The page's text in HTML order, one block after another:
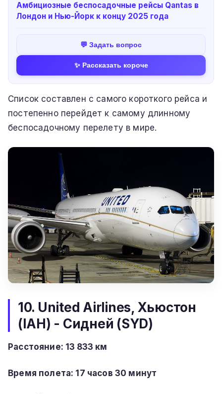
Амбициозные беспосадочные рейсы Qantas в
Лондон и Нью-Йорк к концу 2025 года
💬 Задать вопрос
✨ Рассказать короче
Список составлен с самого короткого рейса и
постепенно перейдет к самому длинному
беспосадочному перелету в мире.
10. United Airlines, Хьюстон
(IAH) - Сидней (SYD)
Расстояние: 13 833 км
Время полета: 17 часов 30 минут